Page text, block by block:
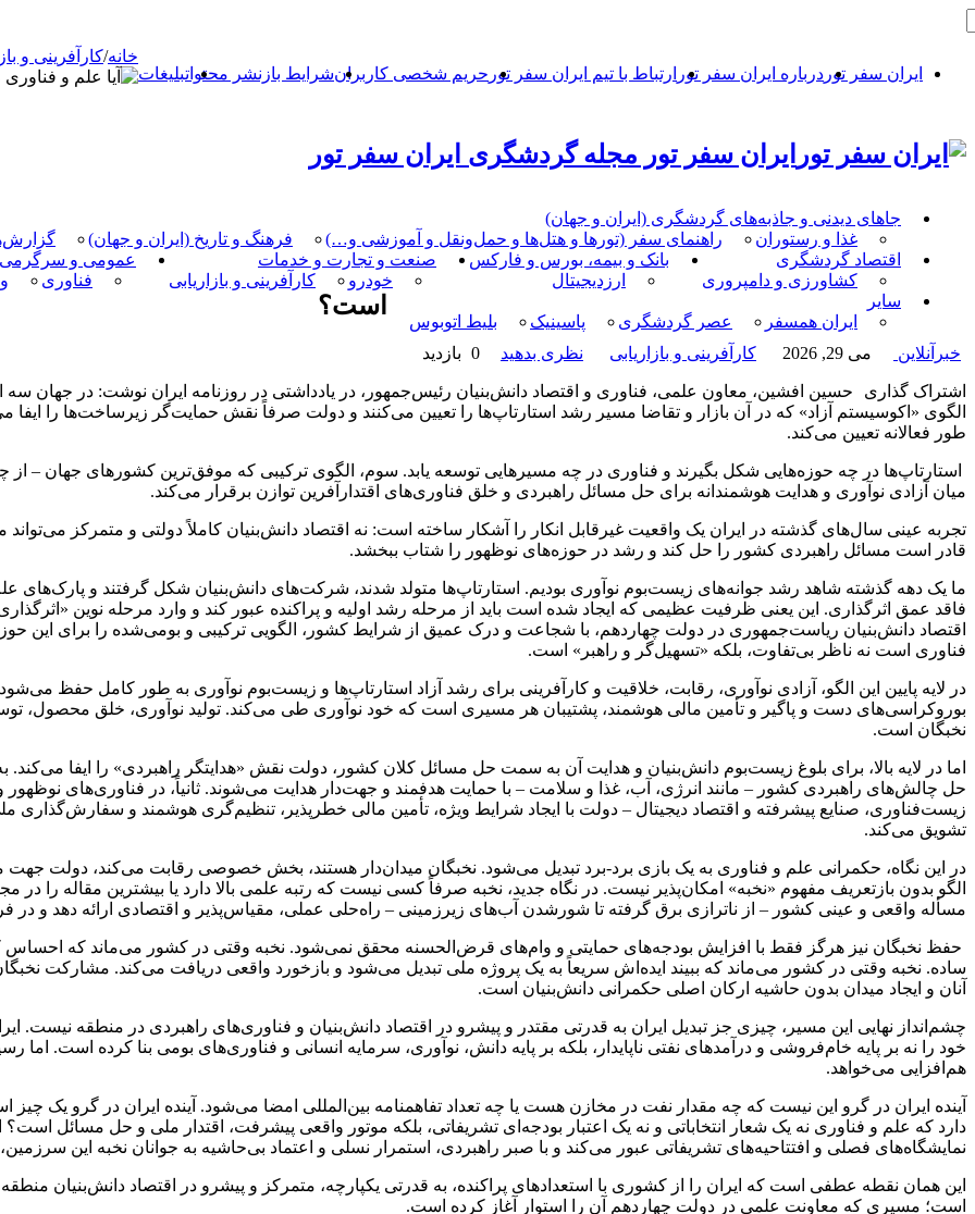
ایران سفر تور درباره ایران سفر تور ارتباط با تیم ایران سفر تور حریم شخصی کاربرانشرایط بازنشر محتوا تبلیغات
ایران سفر تور مجله گردشگری ایران سفر تور
جاهای دیدنی و جاذبه‌های گردشگری (ایران و جهان)
غذا و رستوران
راهنمای سفر (تورها و هتل‌ها و حمل‌و‌نقل و آموزشی و…) فرهنگ و تاریخ (ایران و جهان)
اقتصاد گردشگری
کشاورزی و دامپروری
بانک و بیمه، بورس و فارکس
ارزدیجیتال
صنعت و تجارت و خدمات
خودرو
کارآفرینی و بازاریابی
عمومی و سرگرمی
فناوری
سایر
ایران همسفر
عصر گردشگری پاسینیک بلیط اتوبوس
خانه/کارآفرینی و
است؟
خبرآنلاین می 29, 2026 کارآفرینی و بازاریابی نظری بدهید 0 بازدید
اشتراک گذاری
حسین افشین، معاون علمی، فناوری و اقتصاد دانش‌بنیان رئیس‌جمهور، در یادداشتی در روزنامه ایران نوشت: در جهان
الگوی «اکوسیستم آزاد» که در آن بازار و تقاضا مسیر رشد استارتاپ‌ها را تعیین می‌کنند و دولت صرفاً نقش حمایت‌گر زیرساخت‌ها را ایفا
طور فعالانه تعیین می‌کند.
استارتاپ‌ها در چه حوزه‌هایی شکل بگیرند و فناوری در چه مسیرهایی توسعه یابد. سوم، الگوی ترکیبی که موفق‌ترین کشورهای جهان – از
میان آزادی نوآوری و هدایت هوشمندانه برای حل مسائل راهبردی و خلق فناوری‌های اقتدارآفرین توازن برقرار می‌کند.
تجربه عینی سال‌های گذشته در ایران یک واقعیت غیرقابل انکار را آشکار ساخته است: نه اقتصاد دانش‌بنیان کاملاً دولتی و متمرکز
قادر است مسائل راهبردی کشور را حل کند و رشد در حوزه‌های نوظهور را شتاب ببخشد.
ما یک دهه گذشته شاهد رشد جوانه‌های زیست‌بوم نوآوری بودیم. استارتاپ‌ها متولد شدند، شرکت‌های دانش‌بنیان شکل گرفتند و پارک‌های
فاقد عمق اثرگذاری. این یعنی ظرفیت عظیمی که ایجاد شده است باید از مرحله رشد اولیه و پراکنده عبور کند و وارد مرحله نوین
اقتصاد دانش‌بنیان ریاست‌جمهوری در دولت چهاردهم، با شجاعت و درک عمیق از شرایط کشور، الگویی ترکیبی و بومی‌شده را برای این
فناوری است نه ناظر بی‌تفاوت، بلکه «تسهیل‌گر و راهبر» است.
در لایه پایین این الگو، آزادی نوآوری، رقابت، خلاقیت و کارآفرینی برای رشد آزاد استارتاپ‌ها و زیست‌بوم نوآوری به طور کامل حفظ
بوروکراسی‌های دست و پاگیر و تأمین مالی هوشمند، پشتیبان هر مسیری است که خود نوآوری طی می‌کند. تولید نوآوری، خلق محصول،
نخبگان است.
اما در لایه بالا، برای بلوغ زیست‌بوم دانش‌بنیان و هدایت آن به سمت حل مسائل کلان کشور، دولت نقش «هدایتگر راهبردی» را ایفا می‌کند.
حل چالش‌های راهبردی کشور – مانند انرژی، آب، غذا و سلامت – با حمایت هدفمند و جهت‌دار هدایت می‌شوند. ثانیاً، در فناوری‌های نوظهور
زیست‌فناوری، صنایع پیشرفته و اقتصاد دیجیتال – دولت با ایجاد شرایط ویژه، تأمین مالی خطرپذیر، تنظیم‌گری هوشمند و
تشویق می‌کند.
در این نگاه، حکمرانی علم و فناوری به یک بازی برد-برد تبدیل می‌شود. نخبگان میدان‌دار هستند، بخش خصوصی رقابت می‌کند، دولت جهت
الگو بدون بازتعریف مفهوم «نخبه» امکان‌پذیر نیست. در نگاه جدید، نخبه صرفاً کسی نیست که رتبه علمی بالا دارد یا بیشترین مقاله را
مسأله واقعی و عینی کشور – از ناترازی برق گرفته تا شورشدن آب‌های زیرزمینی – راه‌حلی عملی، مقیاس‌پذیر و اقتصادی ارائه دهد و در
حفظ نخبگان نیز هرگز فقط با افزایش بودجه‌های حمایتی و وام‌های قرض‌الحسنه محقق نمی‌شود. نخبه وقتی در کشور می‌ماند که احساس
ساده. نخبه وقتی در کشور می‌ماند که ببیند ایده‌اش سریعاً به یک پروژه ملی تبدیل می‌شود و بازخورد واقعی دریافت می‌کند. مشارکت
آنان و ایجاد میدان بدون حاشیه ارکان اصلی حکمرانی دانش‌بنیان است.
چشم‌انداز نهایی این مسیر، چیزی جز تبدیل ایران به قدرتی مقتدر و پیشرو در اقتصاد دانش‌بنیان و فناوری‌های راهبردی در منطقه
خود را نه بر پایه خام‌فروشی و درآمدهای نفتی ناپایدار، بلکه بر پایه دانش، نوآوری، سرمایه انسانی و فناوری‌های بومی بنا کرده است. اما
هم‌افزایی می‌خواهد.
آینده ایران در گرو این نیست که چه مقدار نفت در مخازن هست یا چه تعداد تفاهمنامه بین‌المللی امضا می‌شود. آینده ایران در گرو یک چیز
دارد که علم و فناوری نه یک شعار انتخاباتی و نه یک اعتبار بودجه‌ای تشریفاتی، بلکه موتور واقعی پیشرفت، اقتدار ملی و حل مسائل
نمایشگاه‌های فصلی و افتتاحیه‌های تشریفاتی عبور می‌کند و با صبر راهبردی، استمرار نسلی و اعتماد بی‌حاشیه به جوانان نخبه این
این همان نقطه عطفی است که ایران را از کشوری با استعدادهای پراکنده، به قدرتی یکپارچه، متمرکز و پیشرو در اقتصاد دانش‌بنیان
است؛ مسیری که معاونت علمی در دولت چهاردهم آن را استوار آغاز کرده است.